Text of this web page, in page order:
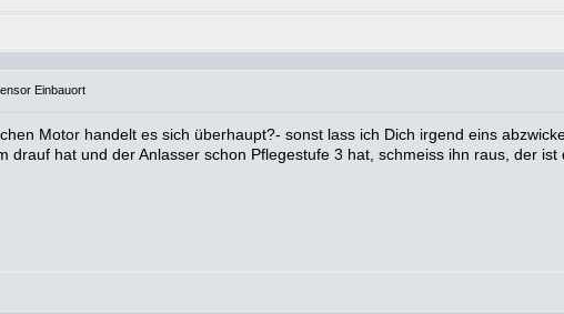
Einbauort
Motor handelt es sich überhaupt?- sonst lass ich Dich irgend eins
drauf hat und der Anlasser schon Pflegestufe 3 hat, schmeiss ihn raus, der